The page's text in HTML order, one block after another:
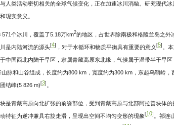
人类活动密切相关的全球气候变化，正在加速冰川消融。研究现代
现实意义。
571个冰川，覆盖了5.18万km2的地区，占世界除南极和格陵兰岛之外
是内陆河流的源头[4] ，对于水循环和物质平衡具有重要的意义 [5] 。
中国西北内陆干旱区，隶属青藏高原东北缘，气候属于温带半干旱
山脉和山谷组成，长度约为800 km，宽度约为300 km，东起乌鞘岭
结峰(5 826 m)[3]
是青藏高原向北扩张的前缘部位，受到青藏高原与北部阿拉善块体
特征为逆冲兼具右旋走滑，呈现出空间不均匀变形的现象 [10] 。祁